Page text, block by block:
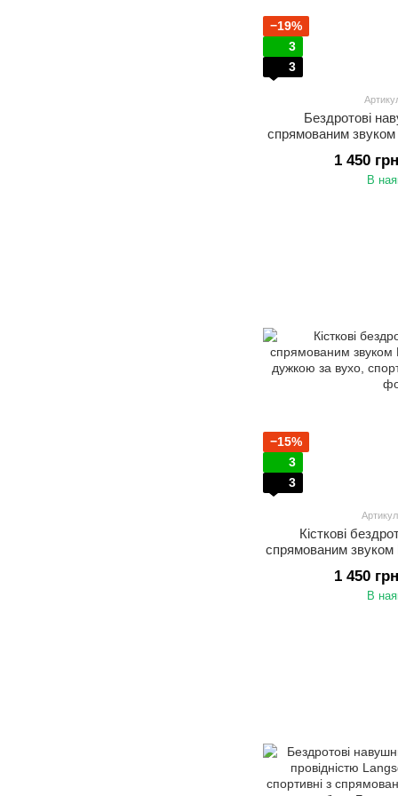
−19%
3
3
Бездротові
спрямованим
зарядним кейсом
1 450 грн
В
−15%
3
3
Кісткові
спрямованим звуком
1 450 грн
В